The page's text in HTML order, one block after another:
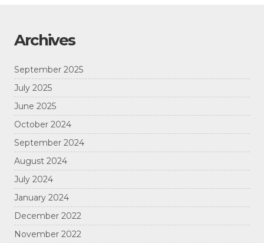
Archives
September 2025
July 2025
June 2025
October 2024
September 2024
August 2024
July 2024
January 2024
December 2022
November 2022